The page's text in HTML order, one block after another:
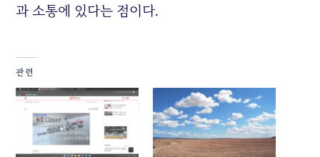
과 소통에 있다는 점이다.
관련